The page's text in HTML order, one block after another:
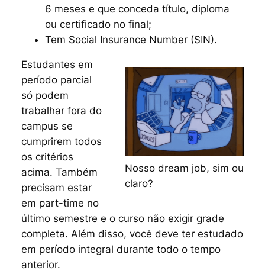
6 meses e que conceda título, diploma
ou certificado no final;
Tem Social Insurance Number(SIN).
Nosso dream job, sim ou
claro?
Estudantes em
período parcial
só podem
trabalhar fora do
campus se
cumprirem todos
os critérios
acima. Também
precisam estar
em part-time no
último semestre e o curso não exigir grade
completa. Além disso, você deve ter estudado
em período integral durante todo o tempo
anterior.